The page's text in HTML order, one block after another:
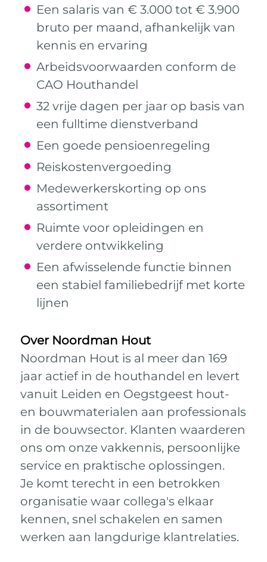
Een salaris van € 3.000 tot € 3.900
bruto per maand, afhankelijk van
kennis en ervaring
Arbeidsvoorwaarden conform de
CAO Houthandel
32 vrije dagen per jaar op basis van
een fulltime dienstverband
Een goede pensioenregeling
Reiskostenvergoeding
Medewerkerskorting op ons
assortiment
Ruimte voor opleidingen en
verdere ontwikkeling
Een afwisselende functie binnen
een stabiel familiebedrijf met korte
lijnen
Over Noordman Hout
Noordman Hout is al meer dan 169
jaar actief in de houthandel en levert
vanuit Leiden en Oegstgeest hout-
en bouwmaterialen aan professionals
in de bouwsector. Klanten waarderen
ons om onze vakkennis, persoonlijke
service en praktische oplossingen.
Je komt terecht in een betrokken
organisatie waar collega's elkaar
kennen, snel schakelen en samen
werken aan langdurige klantrelaties.